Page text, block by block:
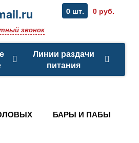
звонок
0 шт. 0 руб.
Линии раздачи
питания
БАРЫ И ПАБЫ